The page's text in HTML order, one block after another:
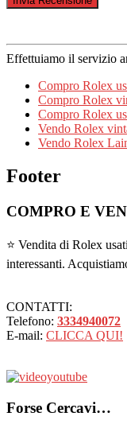
Effettuiamo il servizio
Compro Rolex
Compro Rolex
Compro Rolex
Vendo Rolex
Vendo Rolex
Footer
COMPRO E
⭐ Vendita di Rolex
interessanti.
CONTATTI:
Telefono: 3334940072
E-mail: CLICCA QUI!
Forse Cercavi…